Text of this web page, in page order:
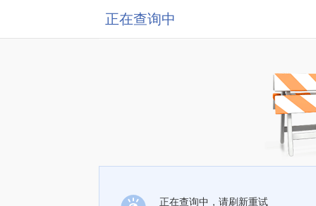
正在查询中
正在查询中，请刷新重试